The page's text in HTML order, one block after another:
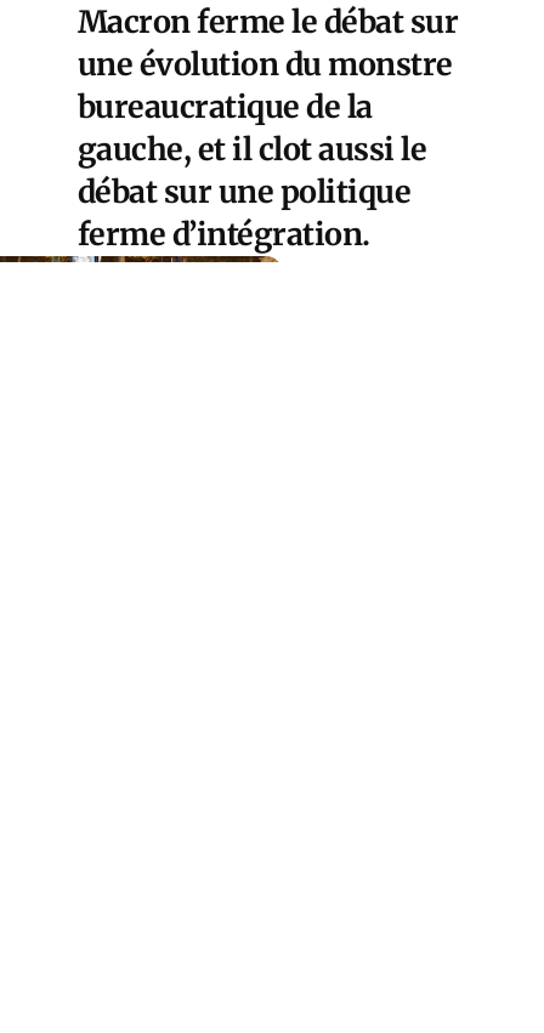
Macron ferme le débat sur
une évolution du monstre
bureaucratique de la
gauche, et il clot aussi le
débat sur une politique
ferme d’intégration.